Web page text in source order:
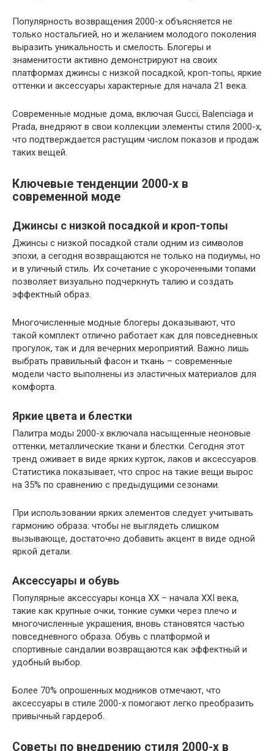
Популярность возвращения 2000-х объясняется не
только ностальгией, но и желанием молодого поколения
выразить уникальность и смелость. Блогеры и
знаменитости активно демонстрируют на своих
платформах джинсы с низкой посадкой, кроп-топы, яркие
оттенки и аксессуары характерные для начала 21 века.
Современные модные дома, включая Gucci, Balenciaga и
Prada, внедряют в свои коллекции элементы стиля 2000-х,
что подтверждается растущим числом показов и продаж
таких вещей.
Ключевые тенденции 2000-х в
современной моде
Джинсы с низкой посадкой и кроп-топы
Джинсы с низкой посадкой стали одним из символов
эпохи, а сегодня возвращаются не только на подиумы, но
и в уличный стиль. Их сочетание с укороченными топами
позволяет визуально подчеркнуть талию и создать
эффектный образ.
Многочисленные модные блогеры доказывают, что
такой комплект отлично работает как для повседневных
прогулок, так и для вечерних мероприятий. Важно лишь
выбрать правильный фасон и ткань – современные
модели часто выполнены из эластичных материалов для
комфорта.
Яркие цвета и блестки
Палитра моды 2000-х включала насыщенные неоновые
оттенки, металлические ткани и блестки. Сегодня этот
тренд оживает в виде ярких курток, лаков и аксессуаров.
Статистика показывает, что спрос на такие вещи вырос
на 35% по сравнению с предыдущими сезонами.
При использовании ярких элементов следует учитывать
гармонию образа: чтобы не выглядеть слишком
вызывающе, достаточно добавить акцент в виде одной
яркой детали.
Аксессуары и обувь
Популярные аксессуары конца XX – начала XXI века,
такие как крупные очки, тонкие сумки через плечо и
многочисленные украшения, вновь становятся частью
повседневного образа. Обувь с платформой и
спортивные сандалии возвращаются как эффектный и
удобный выбор.
Более 70% опрошенных модников отмечают, что
аксессуары в стиле 2000-х помогают легко преобразить
привычный гардероб.
Советы по внедрению стиля 2000-х в